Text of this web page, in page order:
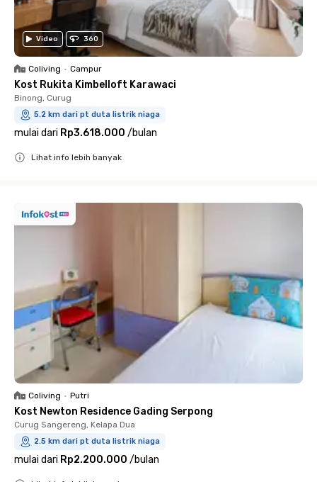
Video 360
Coliving • Campur
Kost Rukita Kimbelloft Karawaci
Binong, Curug
5.2 km dari pt duta listrik niaga
mulai dari Rp3.618.000 /bulan
Lihat info lebih banyak
Coliving • Putri
Kost Newton Residence Gading Serpong
Curug Sangereng, Kelapa Dua
2.5 km dari pt duta listrik niaga
mulai dari Rp2.200.000 /bulan